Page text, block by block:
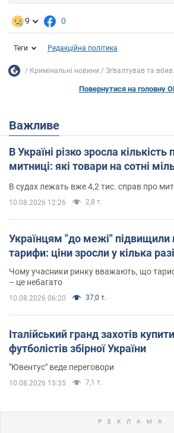
9 0
Теги Редакційна політика
Кримінальні новини Зґвалтував та вбив...
Повернутися на головну
Важливе
В Україні різко зросла
митниці: які товари на сотні
В судах лежать вже 4,2 тис. справ про
10.08.2026 12:26 2,8 т.
Українцям "до межі" підвищили
тарифи: ціни зросли у кілька
Чому учасники ринку вважають, що
– це небагато
10.08.2026 06:20 37,0 т.
Італійський гранд захотів
футболістів збірної України
"Ювентус" веде переговори
10.08.2026 15:35 7,1 т.